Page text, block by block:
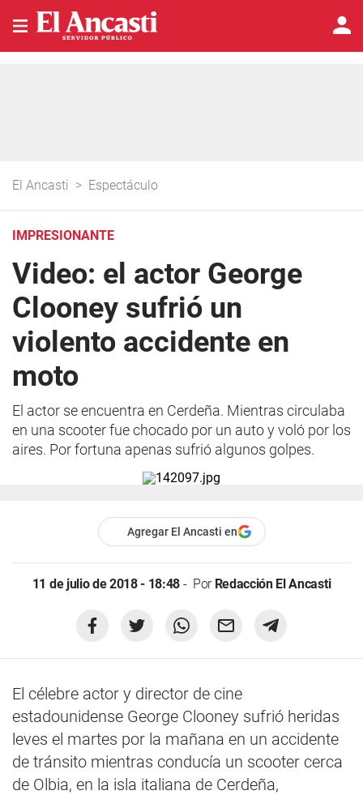
El Ancasti > Espectáculo
IMPRESIONANTE
Video: el actor George
Clooney sufrió un
violento accidente en
moto
El actor se encuentra en Cerdeña. Mientras circulaba
en una scooter fue chocado por un auto y voló por los
aires. Por fortuna apenas sufrió algunos golpes.
Agregar El Ancasti en
11 de julio de 2018 - 18:48 Por Redacción El Ancasti
El célebre actor y director de cine
estadounidense George Clooney sufrió heridas
leves el martes por la mañana en un accidente
de tránsito mientras conducía un scooter cerca
de Olbia, en la isla italiana de Cerdeña,